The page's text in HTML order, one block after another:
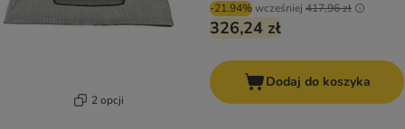
2 opcji
-21.94%wcześniej 417,96 zł
326,24 zł
Dodaj do koszyka